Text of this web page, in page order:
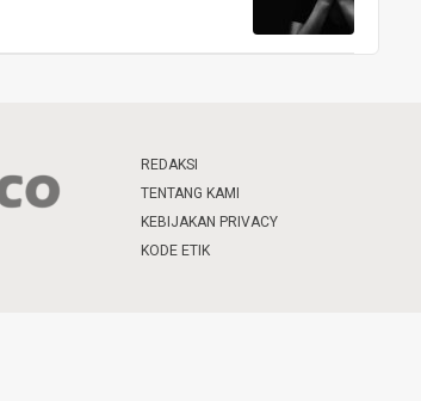
REDAKSI
TENTANG KAMI
KEBIJAKAN PRIVACY
KODE ETIK